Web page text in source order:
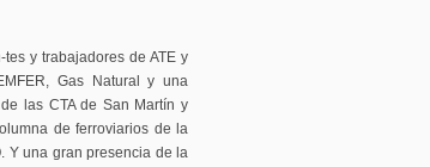
y trabajadores de ATE y
Gas Natural y una
las CTA de San Martín y
de ferroviarios de la
Y una gran presencia de la